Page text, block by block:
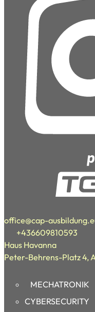
office@cap-
+436609810593
Haus Havanna
Peter-Behrens-Platz 4,
MECHATRONIK
CYBERSECURITY